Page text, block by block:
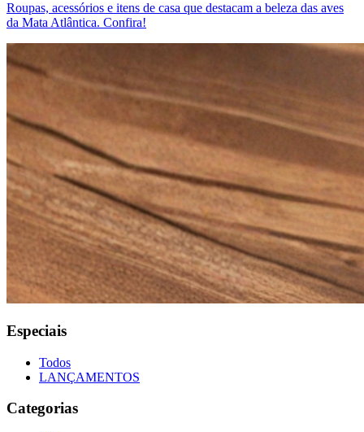
Roupas, acessórios e itens de casa que destacam a beleza das aves
da Mata Atlântica. Confira!
Especiais
Todos
LANÇAMENTOS
Categorias